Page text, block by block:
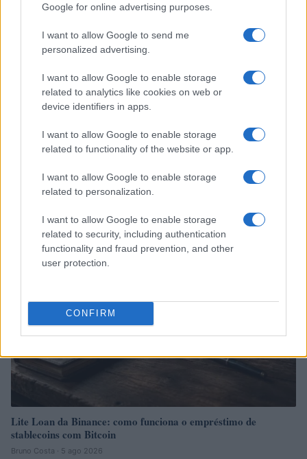
Google for online advertising purposes.
I want to allow Google to send me
personalized advertising.
I want to allow Google to enable storage
related to analytics like cookies on web or
device identifiers in apps.
I want to allow Google to enable storage
related to functionality of the website or app.
I want to allow Google to enable storage
related to personalization.
I want to allow Google to enable storage
related to security, including authentication
functionality and fraud prevention, and other
user protection.
CONFIRM
Guia completo de segurança para carteiras de autocustódia e
proteção de criptomoedas
Beatriz Almeida · 6 ago 2026
CRYPTO
Lite Loan da Binance: como funciona o empréstimo de
stablecoins com Bitcoin
Bruno Costa · 5 ago 2026